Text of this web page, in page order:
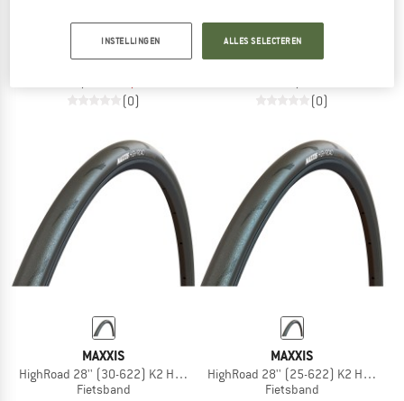
SCHWALBE
One TLE Addix Performance Line 28'' (25-622)
Fietsband
(0)
MAXXIS
HighRoad 28'' (28-622) K2 HYPR
Fietsband
(0)
MAXXIS
HighRoad 28'' (30-622) K2 HYPR
Fietsband
MAXXIS
HighRoad 28'' (25-622) K2 HYPR
Fietsband
INSTELLINGEN ALLES SELECTEREN